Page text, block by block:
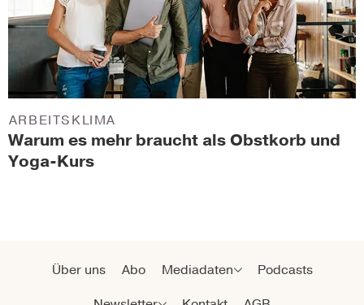
Warum es mehr braucht als Obstkorb und
Yoga-Kurs
ARBEITSKLIMA
Über uns Abo Mediadaten
Podcasts